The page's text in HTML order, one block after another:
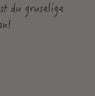
du gruselige